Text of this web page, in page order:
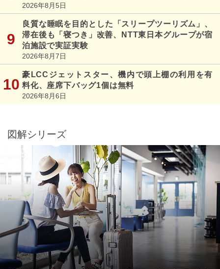
2026年8月5日
良質な睡眠を目的とした「スリープツーリズム」、
滞在後も「寝つき」改善、NTT東日本グループが宿
泊施設で実証実験
2026年8月7日
豪LCCジェットスター、機内で頭上棚の利用を有
料化、座席下バッグ1個は無料
2026年8月6日
図解シリーズ